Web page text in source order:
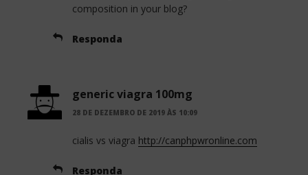
composition in your blog?
Responda
generic viagra 100mg
28 DE DEZEMBRO DE 2019 ÀS 10:09
cialis vs viagra http://canphpwronline.com
Responda